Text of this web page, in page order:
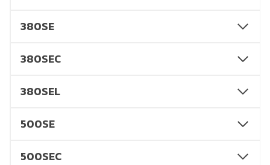
380SE
380SEC
380SEL
500SE
500SEC